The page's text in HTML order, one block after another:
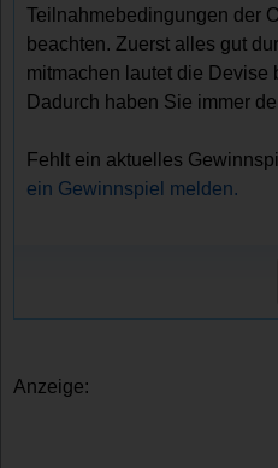
Teilnahmebedingungen der
beachten. Zuerst alles gut
mitmachen lautet die Devise
Dadurch haben Sie immer
Fehlt ein aktuelles
ein Gewinnspiel melden.
Anzeige: